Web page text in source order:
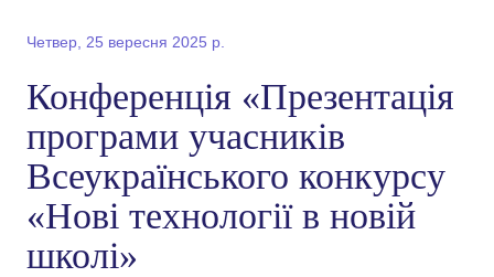
Четвер, 25 вересня 2025 р.
Конференція «Презентація
програми учасників
Всеукраїнського конкурсу
«Нові технології в новій
школі»